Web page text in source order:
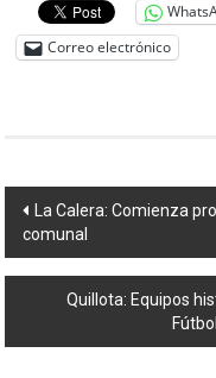
Correo electrónico
Navegación
de
entradas
La Calera: Comienza
comunal
Quillota: Equipos